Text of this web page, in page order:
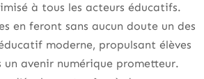
à tous les acteurs éducatifs.
en feront sans aucun doute un des
moderne, propulsant élèves
un avenir numérique prometteur.